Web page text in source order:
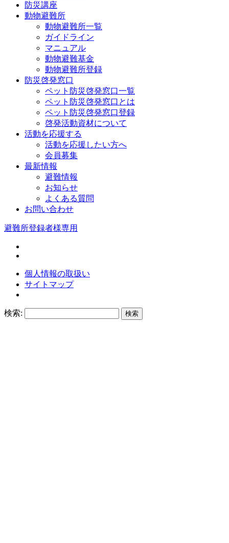
防災講座
動物避難所
動物避難所一覧
ガイドライン
マニュアル
動物避難基金
動物避難所登録
防災啓発窓口
ペット防災啓発窓口一覧
ペット防災啓発窓口とは
ペット防災啓発窓口登録
啓発活動資材について
活動を応援する
活動を応援したい方へ
会員募集
最新情報
避難情報
お知らせ
よくある質問
お問い合わせ
避難所登録者様専用
個人情報の取扱い
サイトマップ
検索: